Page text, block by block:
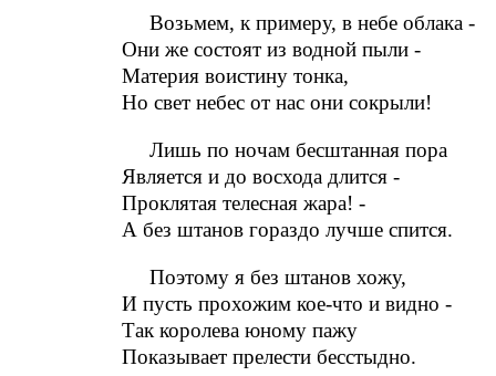
Возьмем, к примеру, в небе облака -
Они же состоят из водной пыли -
Материя воистину тонка,
Но свет небес от нас они сокрыли!
Лишь по ночам бесштанная пора
Является и до восхода длится -
Проклятая телесная жара! -
А без штанов гораздо лучше спится.
Поэтому я без штанов хожу,
И пусть прохожим кое-что и видно -
Так королева юному пажу
Показывает прелести бесстыдно.